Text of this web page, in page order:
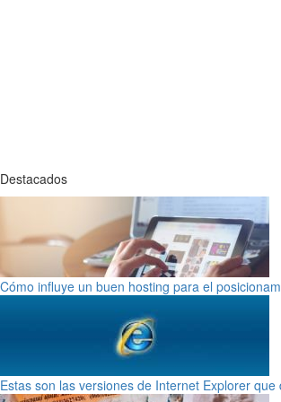
Destacados
Cómo influye un buen hosting para el
Estas son las versiones de Internet Explorer